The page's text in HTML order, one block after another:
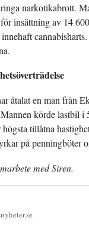
narkotikabrott.
insättning av 14
åtalat en man från
Mannen körde lastbil i
tillåtna
på penningböter
med Siren.